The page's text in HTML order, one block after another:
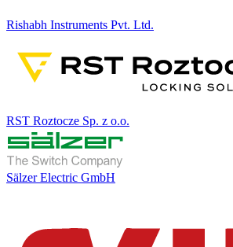
Rishabh Instruments Pvt. Ltd.
RST Roztocze Sp. z o.o.
Sälzer Electric GmbH